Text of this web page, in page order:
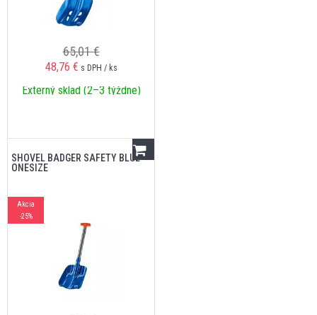
65,01 €
48,76 € s DPH / ks
Externý sklad (2–3 týždne)
SHOVEL BADGER SAFETY BLUE
ONESIZE
Akcia
-25%